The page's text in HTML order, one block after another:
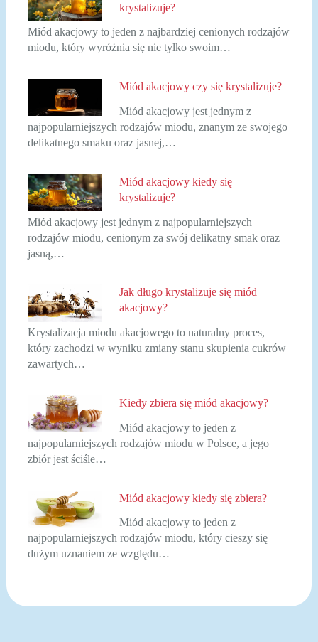
krystalizuje?
Miód akacjowy to jeden z najbardziej cenionych rodzajów
miodu, który wyróżnia się nie tylko swoim…
Miód akacjowy czy się krystalizuje?
Miód akacjowy jest jednym z
najpopularniejszych rodzajów miodu, znanym ze swojego
delikatnego smaku oraz jasnej,…
Miód akacjowy kiedy się
krystalizuje?
Miód akacjowy jest jednym z najpopularniejszych
rodzajów miodu, cenionym za swój delikatny smak oraz
jasną,…
Jak długo krystalizuje się miód
akacjowy?
Krystalizacja miodu akacjowego to naturalny proces,
który zachodzi w wyniku zmiany stanu skupienia cukrów
zawartych…
Kiedy zbiera się miód akacjowy?
Miód akacjowy to jeden z
najpopularniejszych rodzajów miodu w Polsce, a jego
zbiór jest ściśle…
Miód akacjowy kiedy się zbiera?
Miód akacjowy to jeden z
najpopularniejszych rodzajów miodu, który cieszy się
dużym uznaniem ze względu…